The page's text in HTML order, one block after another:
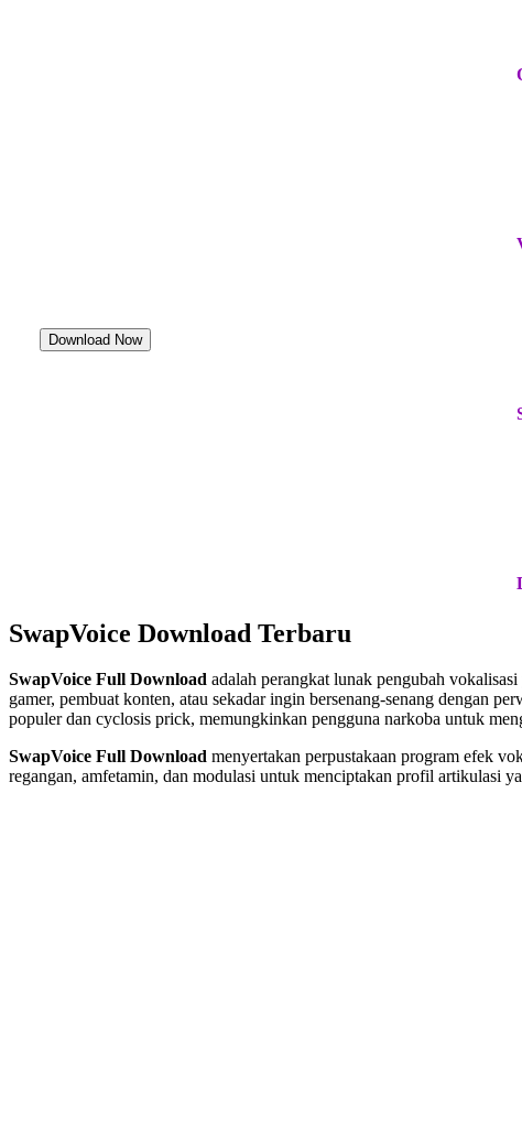
Download Now
SwapVoice Download Terbaru
SwapVoice Full Download adalah perangkat lunak pengubah
gamer, pembuat konten, atau sekadar ingin bersenang-senang dengan
populer dan cyclosis prick, memungkinkan pengguna narkoba untuk
SwapVoice Full Download menyertakan perpustakaan program efek
regangan, amfetamin, dan modulasi untuk menciptakan profil artikulasi